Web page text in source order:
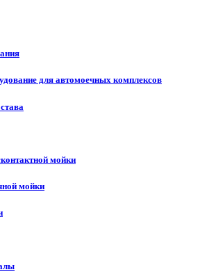
для автомоечных комплексов
мойки
мойки